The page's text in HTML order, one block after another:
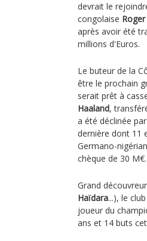
devrait le
congolaise
après avoir été
millions d'Euros.
Le buteur de la
être le prochain
serait prêt à
Haaland,
a été déclinée
dernière dont 11
Germano-nigérian
chèque de 30 M€.
Grand
Haïdara...), le
joueur du
ans et 14 buts